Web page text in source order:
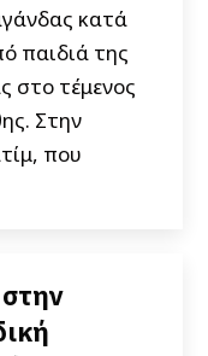
κατά
παιδιά της
στο τέμενος
Στην
που